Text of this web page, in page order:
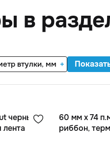
в
втулки, мм
черный
60 мм х 74
риббон,